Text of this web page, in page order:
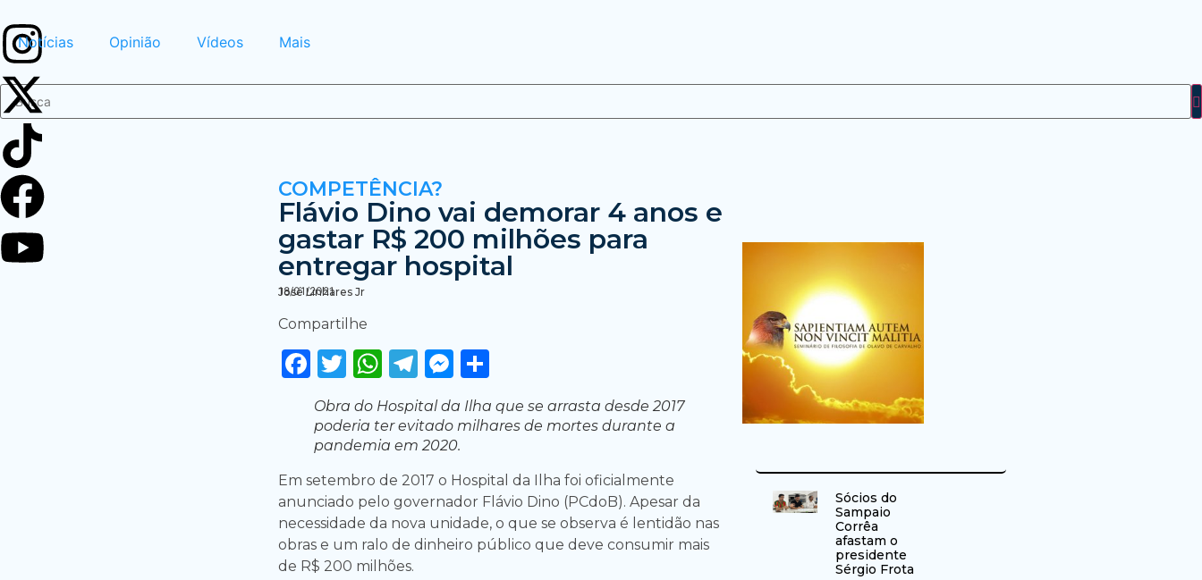
Notícias Opinião Vídeos Mais
COMPETÊNCIA?
Flávio Dino vai demorar 4 anos e
gastar R$ 200 milhões para
entregar hospital
José Linhares Jr
18/01/2021
Compartilhe
Facebook
Twitter
WhatsApp
Telegram
Messenger
Obra do Hospital da Ilha que se arrasta desde 2017
poderia ter evitado milhares de mortes durante a
pandemia em 2020.
Em setembro de 2017 o Hospital da Ilha foi oficialmente
anunciado pelo governador Flávio Dino (PCdoB). Apesar da
necessidade da nova unidade, o que se observa é lentidão nas
obras e um ralo de dinheiro público que deve consumir mais
de R$ 200 milhões.
Sócios do
Sampaio
Corrêa
afastam o
presidente
Sérgio Frota